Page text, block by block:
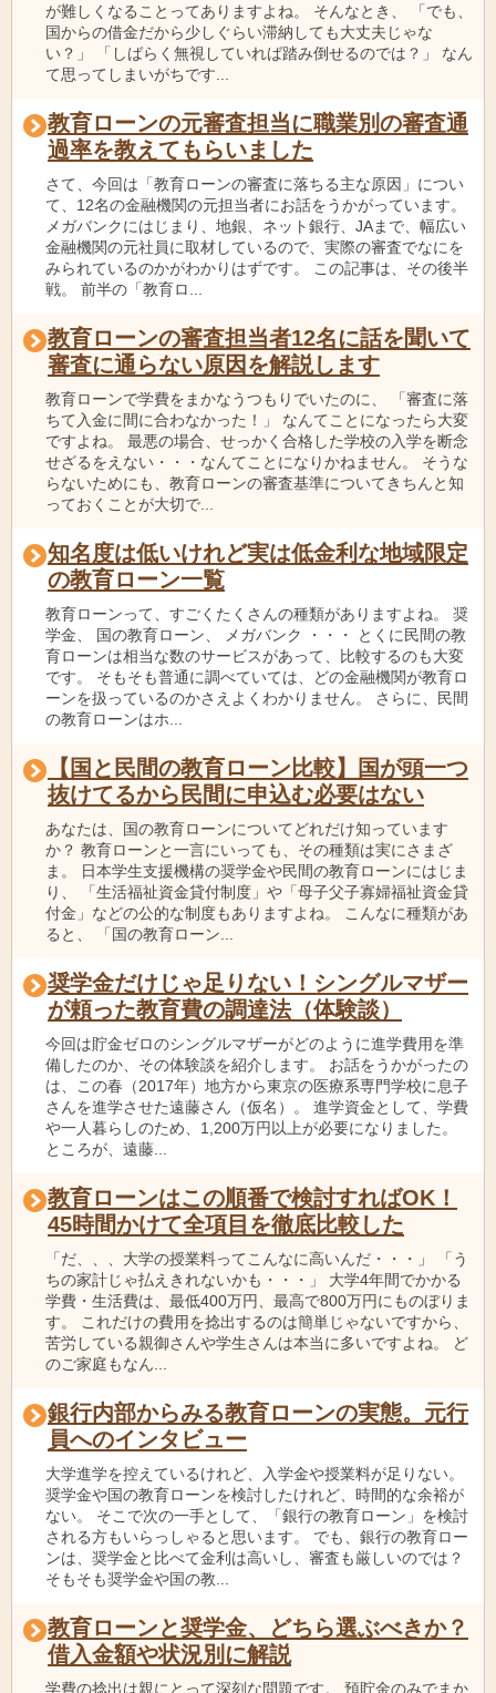
が難しくなることってありますよね。 そんなとき、 「でも、
国からの借金だから少しぐらい滞納しても大丈夫じゃな
い？」 「しばらく無視していれば踏み倒せるのでは？」 なん
て思ってしまいがちです...
教育ローンの元審査担当に職業別の審査通
過率を教えてもらいました
さて、今回は「教育ローンの審査に落ちる主な原因」につい
て、12名の金融機関の元担当者にお話をうかがっています。
メガバンクにはじまり、地銀、ネット銀行、JAまで、幅広い
金融機関の元社員に取材しているので、実際の審査でなにを
みられているのかがわかりはずです。 この記事は、その後半
戦。 前半の「教育ロ...
教育ローンの審査担当者12名に話を聞いて
審査に通らない原因を解説します
教育ローンで学費をまかなうつもりでいたのに、 「審査に落
ちて入金に間に合わなかった！」 なんてことになったら大変
ですよね。 最悪の場合、せっかく合格した学校の入学を断念
せざるをえない・・・なんてことになりかねません。 そうな
らないためにも、教育ローンの審査基準についてきちんと知
っておくことが大切で...
知名度は低いけれど実は低金利な地域限定
の教育ローン一覧
教育ローンって、すごくたくさんの種類がありますよね。 奨
学金、 国の教育ローン、 メガバンク ・・・ とくに民間の教
育ローンは相当な数のサービスがあって、比較するのも大変
です。 そもそも普通に調べていては、どの金融機関が教育ロ
ーンを扱っているのかさえよくわかりません。 さらに、民間
の教育ローンはホ...
【国と民間の教育ローン比較】国が頭一つ
抜けてるから民間に申込む必要はない
あなたは、国の教育ローンについてどれだけ知っています
か？ 教育ローンと一言にいっても、その種類は実にさまざ
ま。 日本学生支援機構の奨学金や民間の教育ローンにはじま
り、 「生活福祉資金貸付制度」や「母子父子寡婦福祉資金貸
付金」などの公的な制度もありますよね。 こんなに種類があ
ると、 「国の教育ローン...
奨学金だけじゃ足りない！シングルマザー
が頼った教育費の調達法（体験談）
今回は貯金ゼロのシングルマザーがどのように進学費用を準
備したのか、その体験談を紹介します。 お話をうかがったの
は、この春（2017年）地方から東京の医療系専門学校に息子
さんを進学させた遠藤さん（仮名）。 進学資金として、学費
や一人暮らしのため、1,200万円以上が必要になりました。
ところが、遠藤...
教育ローンはこの順番で検討すればOK！
45時間かけて全項目を徹底比較した
「だ、、、大学の授業料ってこんなに高いんだ・・・」 「う
ちの家計じゃ払えきれないかも・・・」 大学4年間でかかる
学費・生活費は、最低400万円、最高で800万円にものぼりま
す。 これだけの費用を捻出するのは簡単じゃないですから、
苦労している親御さんや学生さんは本当に多いですよね。 ど
のご家庭もなん...
銀行内部からみる教育ローンの実態。元行
員へのインタビュー
大学進学を控えているけれど、入学金や授業料が足りない。
奨学金や国の教育ローンを検討したけれど、時間的な余裕が
ない。 そこで次の一手として、「銀行の教育ローン」を検討
される方もいらっしゃると思います。 でも、銀行の教育ロー
ンは、奨学金と比べて金利は高いし、審査も厳しいのでは？
そもそも奨学金や国の教...
教育ローンと奨学金、どちら選ぶべきか？
借入金額や状況別に解説
学費の捻出は親にとって深刻な問題です。 預貯金のみでまか